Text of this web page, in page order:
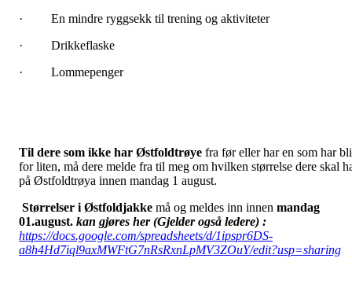
· En mindre ryggsekk til trening og aktiviteter
· Drikkeflaske
· Lommepenger
Til dere som ikke har Østfoldtrøye fra før eller har en som har
for liten, må dere melde fra til meg om hvilken størrelse dere skal
på Østfoldtrøya innen mandag 1 august.
Størrelser i Østfoldjakke må og meldes inn innen mandag
01.august. kan gjøres her (Gjelder også ledere) :
https://docs.google.com/spreadsheets/d/1ipspr6DS-
a8h4Hd7iql9axMWFtG7nRsRxnLpMV3ZOuY/edit?usp=sharing